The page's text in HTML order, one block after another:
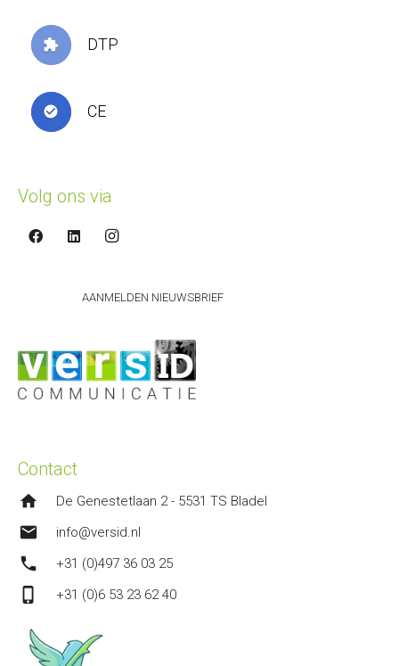
extension DTP
check_circle CE
Volg ons via
AANMELDEN NIEUWSBRIEF
Contact
home De Genestetlaan 2 - 5531 TS Bladel
mail info@versid.nl
phone +31 (0)497 36 03 25
phone_iphone +31 (0)6 53 23 62 40